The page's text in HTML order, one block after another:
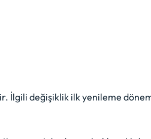
İlgili değişiklik ilk yenileme